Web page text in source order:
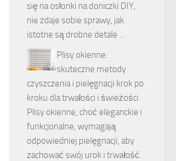
się na osłonki na doniczki DIY,
nie zdaje sobie sprawy, jak
istotne są drobne detale …
Plisy okienne:
skuteczne metody
czyszczenia i pielęgnacji krok po
kroku dla trwałości i świeżości
Plisy okienne, choć eleganckie i
funkcjonalne, wymagają
odpowiedniej pielęgnacji, aby
zachować swój urok i trwałość.